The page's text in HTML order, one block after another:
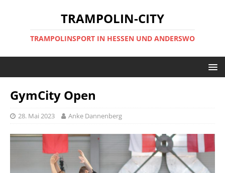
TRAMPOLIN-CITY
TRAMPOLINSPORT IN HESSEN UND ANDERSWO
GymCity Open
28. Mai 2023 Anke Dannenberg